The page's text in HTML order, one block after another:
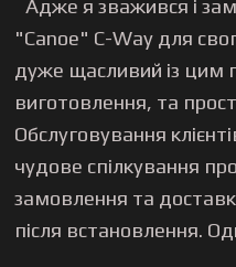
Адже я зважився і
"Canoe" C-Way для
дуже щасливий із цим
виготовлення, та
Обслуговування
чудове спілкування
замовлення та
після встановлення.